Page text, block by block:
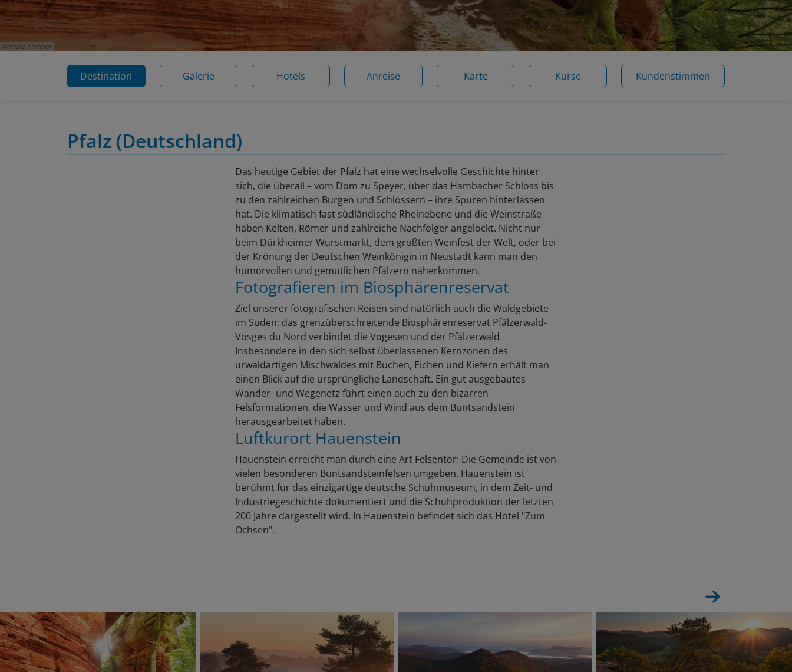
Heinz Wohner
Destination Galerie Hotels Anreise Karte Kurse Kundenstimmen
Pfalz (Deutschland)
Das heutige Gebiet der Pfalz hat eine wechselvolle Geschichte hinter
sich, die überall – vom Dom zu Speyer, über das Hambacher Schloss bis
zu den zahlreichen Burgen und Schlössern – ihre Spuren hinterlassen
hat. Die klimatisch fast südländische Rheinebene und die Weinstraße
haben Kelten, Römer und zahlreiche Nachfolger angelockt. Nicht nur
beim Dürkheimer Wurstmarkt, dem größten Weinfest der Welt, oder bei
der Krönung der Deutschen Weinkönigin in Neustadt kann man den
humorvollen und gemütlichen Pfälzern näherkommen.
Fotografieren im Biosphärenreservat
Ziel unserer fotografischen Reisen sind natürlich auch die Waldgebiete
im Süden: das grenzüberschreitende Biosphärenreservat Pfälzerwald-
Vosges du Nord verbindet die Vogesen und der Pfälzerwald.
Insbesondere in den sich selbst überlassenen Kernzonen des
urwaldartigen Mischwaldes mit Buchen, Eichen und Kiefern erhält man
einen Blick auf die ursprüngliche Landschaft. Ein gut ausgebautes
Wander- und Wegenetz führt einen auch zu den bizarren
Felsformationen, die Wasser und Wind aus dem Buntsandstein
herausgearbeitet haben.
Luftkurort Hauenstein
Hauenstein erreicht man durch eine Art Felsentor: Die Gemeinde ist von
vielen besonderen Buntsandsteinfelsen umgeben. Hauenstein ist
berühmt für das einzigartige deutsche Schuhmuseum, in dem Zeit- und
Industriegeschichte dokumentiert und die Schuhproduktion der letzten
200 Jahre dargestellt wird. In Hauenstein befindet sich das Hotel "Zum
Ochsen".